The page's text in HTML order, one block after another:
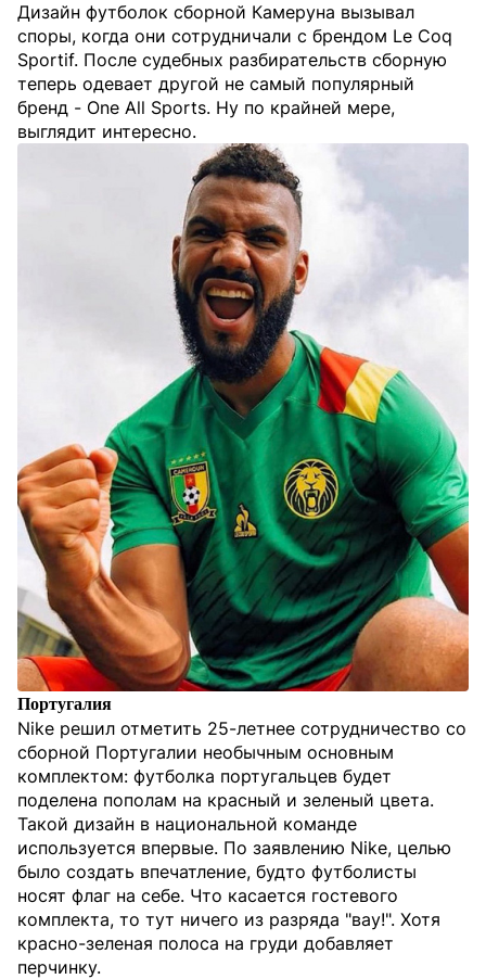
Дизайн футболок сборной Камеруна вызывал
споры, когда они сотрудничали с брендом Le Coq
Sportif. После судебных разбирательств сборную
теперь одевает другой не самый популярный
бренд - One All Sports. Ну по крайней мере,
выглядит интересно.
Португалия
Nike решил отметить 25-летнее сотрудничество со
сборной Португалии необычным основным
комплектом: футболка португальцев будет
поделена пополам на красный и зеленый цвета.
Такой дизайн в национальной команде
используется впервые. По заявлению Nike, целью
было создать впечатление, будто футболисты
носят флаг на себе. Что касается гостевого
комплекта, то тут ничего из разряда "вау!". Хотя
красно-зеленая полоса на груди добавляет
перчинку.